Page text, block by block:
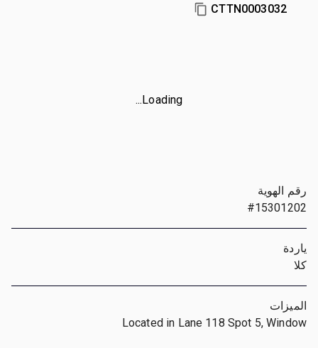
CTTN0003032
Loading...
رقم الهوية
#15301202
ياردة
كلا
الميزات
Located in Lane 118 Spot 5, Window